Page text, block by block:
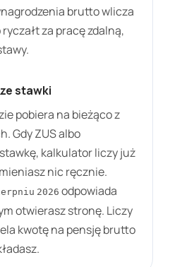
brutto wlicza
za pracę zdalną,
stawki
pobiera na bieżąco z
Gdy ZUS albo
kalkulator liczy już
nic ręcznie.
2026 odpowiada
otwierasz stronę. Liczy
kwotę na pensję brutto